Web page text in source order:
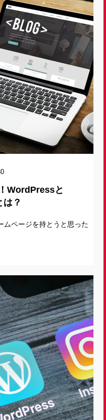
WordPressと
？
ムページを持とうと思った